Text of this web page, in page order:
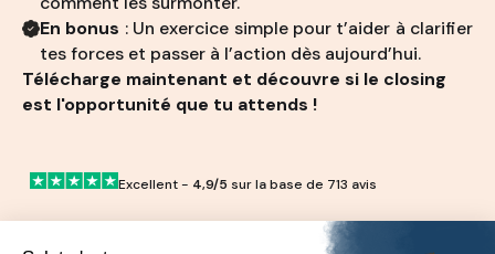
En bonus : Un exercice simple pour t’aider à clarifier
tes forces et passer à l’action dès aujourd’hui.
Télécharge maintenant et découvre si le closing
est l'opportunité que tu attends !
Excellent - 4,9/5 sur la base de 713 avis